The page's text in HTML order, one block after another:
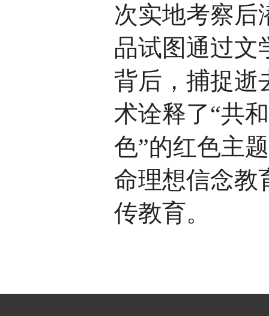
次实地考察后
品试图通过文
背后，捕捉逝
术诠释了“共
色”的红色主
命理想信念教
传教育。